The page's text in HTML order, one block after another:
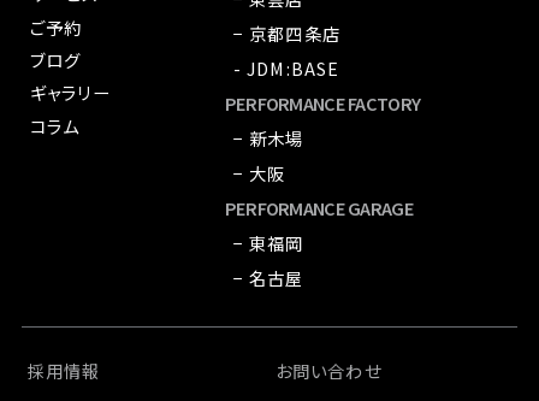
ご予約
ブログ
ギャラリー
コラム
− 京都四条店
- JDM:BASE
PERFORMANCE FACTORY
− 新木場
− 大阪
PERFORMANCE GARAGE
− 東福岡
− 名古屋
採用情報 お問い合わせ